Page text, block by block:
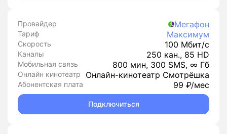
Провайдер Мегафон
Тариф Максимум
Скорость 100 Мбит/с
Каналы 250 кан., 85 HD
Мобильная связь 800 мин, 300 SMS, ∞ Гб
Онлайн кинотеатр Онлайн-кинотеатр Смотрёшка
Абонентская плата 99 ₽/мес
Подключиться